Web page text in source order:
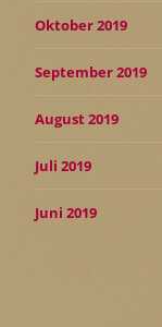
Oktober 2019
September 2019
August 2019
Juli 2019
Juni 2019